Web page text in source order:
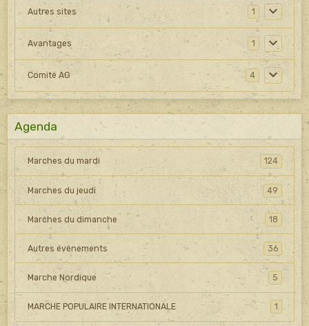
Autres sites 1
Avantages 1
Comité AG 4
Agenda
Marches du mardi 124
Marches du jeudi 49
Marches du dimanche 18
Autres événements 36
Marche Nordique 5
MARCHE POPULAIRE INTERNATIONALE 1